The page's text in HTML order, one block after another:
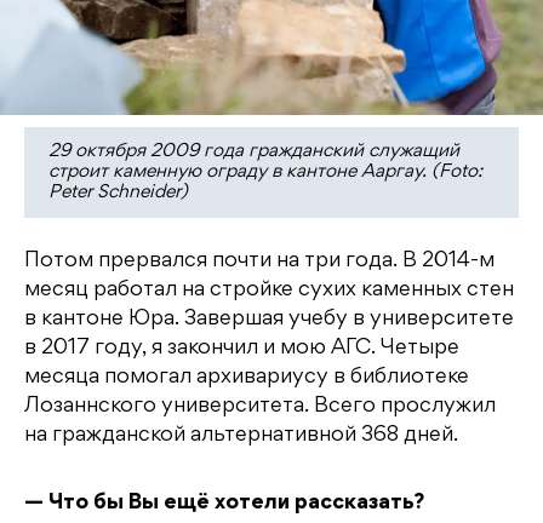
29 октября 2009 года гражданский служащий
строит каменную ограду в кантоне Ааргау. (Foto:
Peter Schneider)
Потом прервался почти на три года. В 2014-м
месяц работал на стройке сухих каменных стен
в кантоне Юра. Завершая учебу в университете
в 2017 году, я закончил и мою АГС. Четыре
месяца помогал архивариусу в библиотеке
Лозаннского университета. Всего прослужил
на гражданской альтернативной 368 дней.
— Что бы Вы ещё хотели рассказать?